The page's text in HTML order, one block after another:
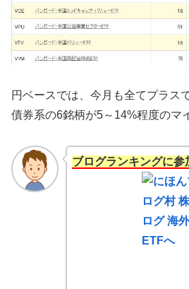
円ベースでは、今月も全てプラス
債券系の6銘柄が5～14%程度のマ
ブログランキングに参